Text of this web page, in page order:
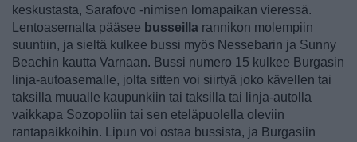
keskustasta, Sarafovo -nimisen lomapaikan vieressä.
Lentoasemalta pääsee busseilla rannikon molempiin
suuntiin, ja sieltä kulkee bussi myös Nessebarin ja Sunny
Beachin kautta Varnaan. Bussi numero 15 kulkee Burgasin
linja-autoasemalle, jolta sitten voi siirtyä joko kävellen tai
taksilla muualle kaupunkiin tai taksilla tai linja-autolla
vaikkapa Sozopoliin tai sen eteläpuolella oleviin
rantapaikkoihin. Lipun voi ostaa bussista, ja Burgasiin